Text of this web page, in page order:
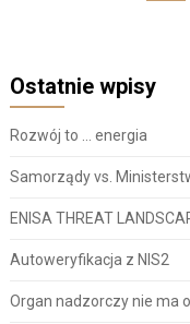
Ostatnie wpisy
Rozwój to … energia
Samorządy vs.
ENISA THREAT
Autoweryfikacja z NIS2
Organ nadzorczy nie ma